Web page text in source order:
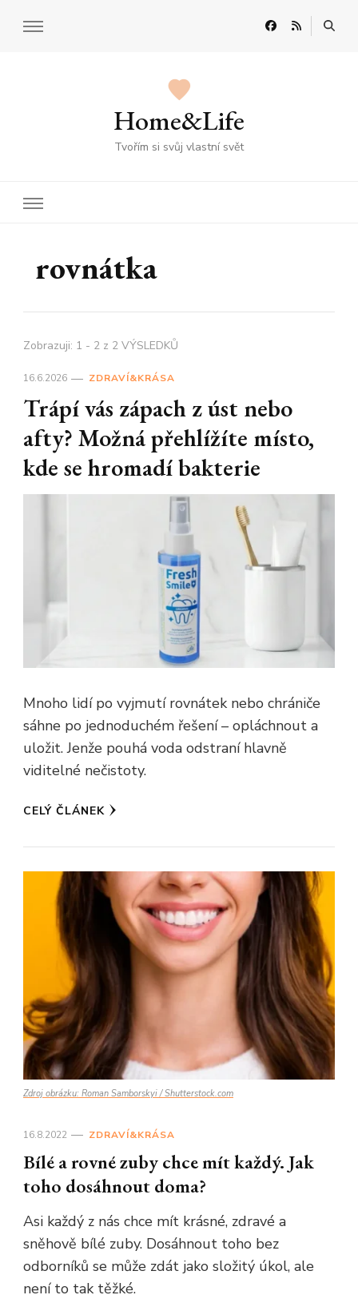
Home&Life
Tvořím si svůj vlastní svět
rovnátka
Zobrazuji: 1 - 2 z 2 VÝSLEDKŮ
16.6.2026 ZDRAVÍ&KRÁSA
Trápí vás zápach z úst nebo
afty? Možná přehlížíte místo,
kde se hromadí bakterie
Mnoho lidí po vyjmutí rovnátek nebo chrániče
sáhne po jednoduchém řešení – opláchnout a
uložit. Jenže pouhá voda odstraní hlavně
viditelné nečistoty.
CELÝ ČLÁNEK
Zdroj obrázku: Roman Samborskyi / Shutterstock.com
16.8.2022 ZDRAVÍ&KRÁSA
Bílé a rovné zuby chce mít každý. Jak
toho dosáhnout doma?
Asi každý z nás chce mít krásné, zdravé a
sněhově bílé zuby. Dosáhnout toho bez
odborníků se může zdát jako složitý úkol, ale
není to tak těžké.